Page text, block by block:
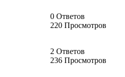
0 Ответов
220 Просмотров
2 Ответов
236 Просмотров